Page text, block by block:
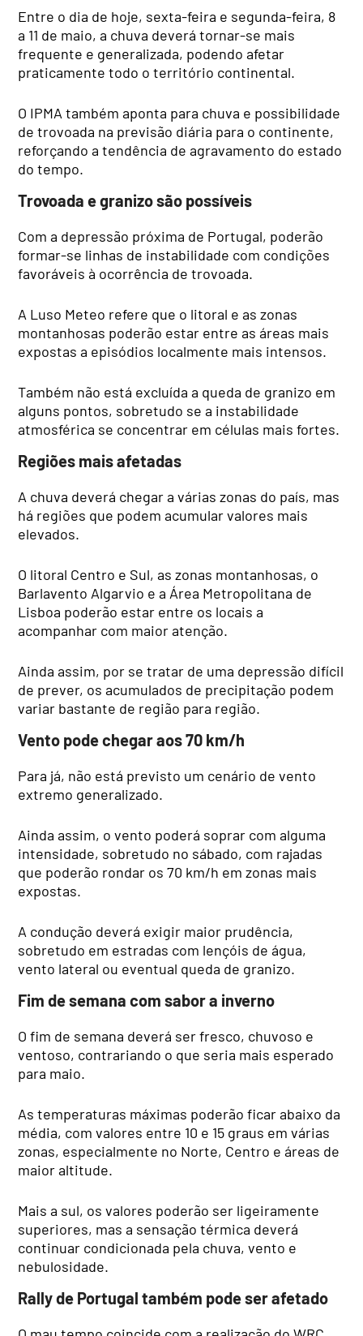
Entre o dia de hoje, sexta-feira e segunda-feira, 8
a 11 de maio, a chuva deverá tornar-se mais
frequente e generalizada, podendo afetar
praticamente todo o território continental.
O IPMA também aponta para chuva e possibilidade
de trovoada na previsão diária para o continente,
reforçando a tendência de agravamento do estado
do tempo.
Trovoada e granizo são possíveis
Com a depressão próxima de Portugal, poderão
formar-se linhas de instabilidade com condições
favoráveis à ocorrência de trovoada.
A Luso Meteo refere que o litoral e as zonas
montanhosas poderão estar entre as áreas mais
expostas a episódios localmente mais intensos.
Também não está excluída a queda de granizo em
alguns pontos, sobretudo se a instabilidade
atmosférica se concentrar em células mais fortes.
Regiões mais afetadas
A chuva deverá chegar a várias zonas do país, mas
há regiões que podem acumular valores mais
elevados.
O litoral Centro e Sul, as zonas montanhosas, o
Barlavento Algarvio e a Área Metropolitana de
Lisboa poderão estar entre os locais a
acompanhar com maior atenção.
Ainda assim, por se tratar de uma depressão difícil
de prever, os acumulados de precipitação podem
variar bastante de região para região.
Vento pode chegar aos 70 km/h
Para já, não está previsto um cenário de vento
extremo generalizado.
Ainda assim, o vento poderá soprar com alguma
intensidade, sobretudo no sábado, com rajadas
que poderão rondar os 70 km/h em zonas mais
expostas.
A condução deverá exigir maior prudência,
sobretudo em estradas com lençóis de água,
vento lateral ou eventual queda de granizo.
Fim de semana com sabor a inverno
O fim de semana deverá ser fresco, chuvoso e
ventoso, contrariando o que seria mais esperado
para maio.
As temperaturas máximas poderão ficar abaixo da
média, com valores entre 10 e 15 graus em várias
zonas, especialmente no Norte, Centro e áreas de
maior altitude.
Mais a sul, os valores poderão ser ligeiramente
superiores, mas a sensação térmica deverá
continuar condicionada pela chuva, vento e
nebulosidade.
Rally de Portugal também pode ser afetado